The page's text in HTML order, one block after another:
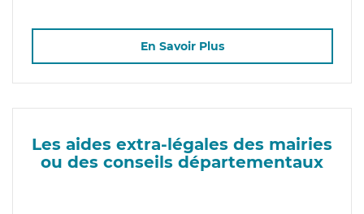
En Savoir Plus
Les aides extra-légales des mairies
ou des conseils départementaux